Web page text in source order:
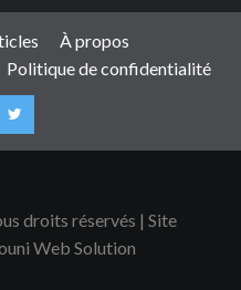
À propos
Politique de confidentialité
droits réservés | Site
Web Solution